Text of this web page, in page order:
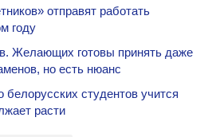
отправят работать
году
Желающих готовы принять даже
но есть нюанс
белорусских студентов учится
расти